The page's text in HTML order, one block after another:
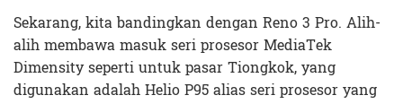
Sekarang, kita bandingkan dengan Reno 3 Pro. Alih-
alih membawa masuk seri prosesor MediaTek
Dimensity seperti untuk pasar Tiongkok, yang
digunakan adalah Helio P95 alias seri prosesor yang